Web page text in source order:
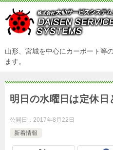
山形、宮城を中心にカーポート等
ます。
明日の水曜日は定休日
公開日： 2017年8月22日
新着情報